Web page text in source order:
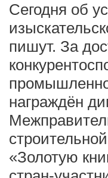
Сегодня об
пишут. За
награждён
«Золотую